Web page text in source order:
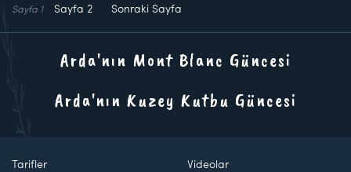
Sayfa 1 Sayfa 2 Sonraki Sayfa
Arda'nın Mont Blanc Güncesi
Arda'nın Kuzey Kutbu Güncesi
Tarifler Videolar